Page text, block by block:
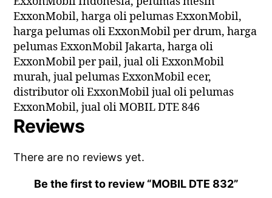
ExxonMobil, harga oli pelumas ExxonMobil,
harga pelumas oli ExxonMobil per drum, harga
pelumas ExxonMobil Jakarta, harga oli
ExxonMobil per pail, jual oli ExxonMobil
murah, jual pelumas ExxonMobil ecer,
distributor oli ExxonMobil jual oli pelumas
ExxonMobil, jual oli MOBIL DTE 846
Reviews
There are no reviews yet.
Be the first to review “MOBIL DTE 832”